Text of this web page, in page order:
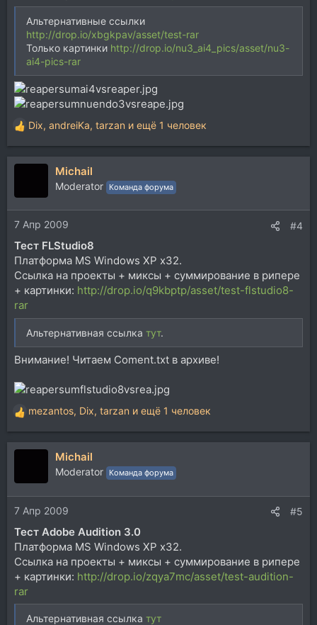
Альтернативные ссылки
http://drop.io/xbgkpav/asset/test-rar
Только картинки http://drop.io/nu3_ai4_pics/asset/nu3-
ai4-pics-rar
Р
е
а
и
и
:
Dix, andreiKa, tarzan и ещё 1 человек
Michail
Moderator Команда форума
7 Апр 2009 #4
Тест FLStudio8
Платформа MS Windows XP x32.
Ссылка на проекты + миксы + суммирование в рипере
+ картинки: http://drop.io/q9kbptp/asset/test-flstudio8-
rar
Альтернативная ссылка тут.
Внимание! Читаем Coment.txt в архиве!
Р
е
а
и
и
:
mezantos, Dix, tarzan и ещё 1 человек
Michail
Moderator Команда форума
7 Апр 2009 #5
Тест Adobe Audition 3.0
Платформа MS Windows XP x32.
Ссылка на проекты + миксы + суммирование в рипере
+ картинки: http://drop.io/zqya7mc/asset/test-audition-
rar
Альтернативная ссылка тут